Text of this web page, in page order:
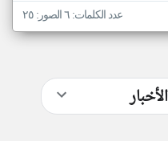
عدد الكلمات: ٦ الصور: ٢٥